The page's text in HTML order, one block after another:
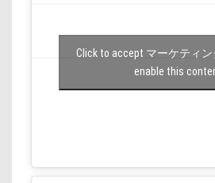
Click to accept マーケティン
enable this